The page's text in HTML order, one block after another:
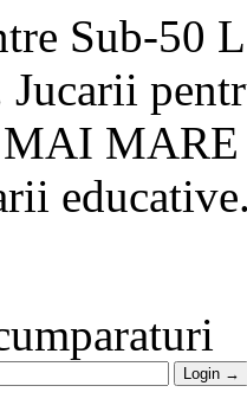
Sub-50
MAI